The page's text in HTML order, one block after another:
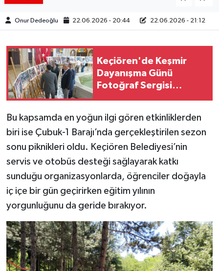
Onur Dedeoğlu 22.06.2026 - 20:44 22.06.2026 - 21:12
Keçiören'de Keşmir
Dayanışma Günü
Fotoğraf Sergisi
Bu kapsamda en yoğun ilgi gören etkinliklerden
biri ise Çubuk-1 Barajı’nda gerçekleştirilen sezon
sonu piknikleri oldu. Keçiören Belediyesi’nin
servis ve otobüs desteği sağlayarak katkı
sunduğu organizasyonlarda, öğrenciler doğayla
iç içe bir gün geçirirken eğitim yılının
yorgunluğunu da geride bırakıyor.